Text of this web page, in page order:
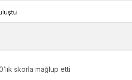
skorla mağlup etti